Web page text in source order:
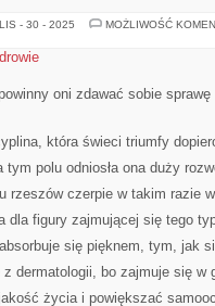
- 30 - 2025 MOŻLIWOŚĆ
oni zdawać sobie sprawę
która świeci triumfy
polu odniosła ona duży
rzeszów czerpie w takim razie
dla figury zajmującej się tego
się pięknem, tym, jak
dermatologii, bo zajmuje się w
życia i powiększać